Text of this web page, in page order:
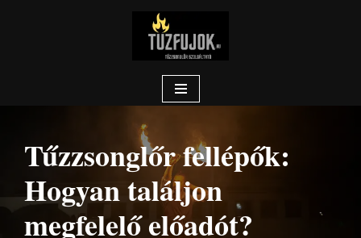
Tűzzsonglőr fellépők:
Hogyan találjon
megfelelő előadót?